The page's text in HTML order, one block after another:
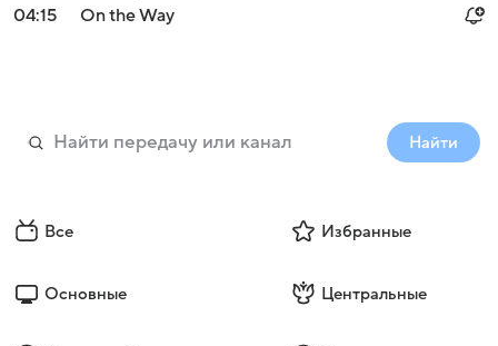
04:15
On the Way
Найти
Все Избранные
Основные Центральные